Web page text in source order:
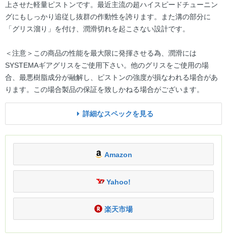
上させた軽量ピストンです。最近主流の超ハイスピードチューニン
グにもしっかり追従し抜群の作動性を誇ります。また溝の部分に
「グリス溜り」を付け、潤滑切れを起こさない設計です。
＜注意＞この商品の性能を最大限に発揮させる為、潤滑には
SYSTEMAギアグリスをご使用下さい。他のグリスをご使用の場
合、最悪樹脂成分が融解し、ピストンの強度が損なわれる場合があ
ります。この場合製品の保証を致しかねる場合がございます。
詳細なスペックを見る
Amazon
Yahoo!
楽天市場